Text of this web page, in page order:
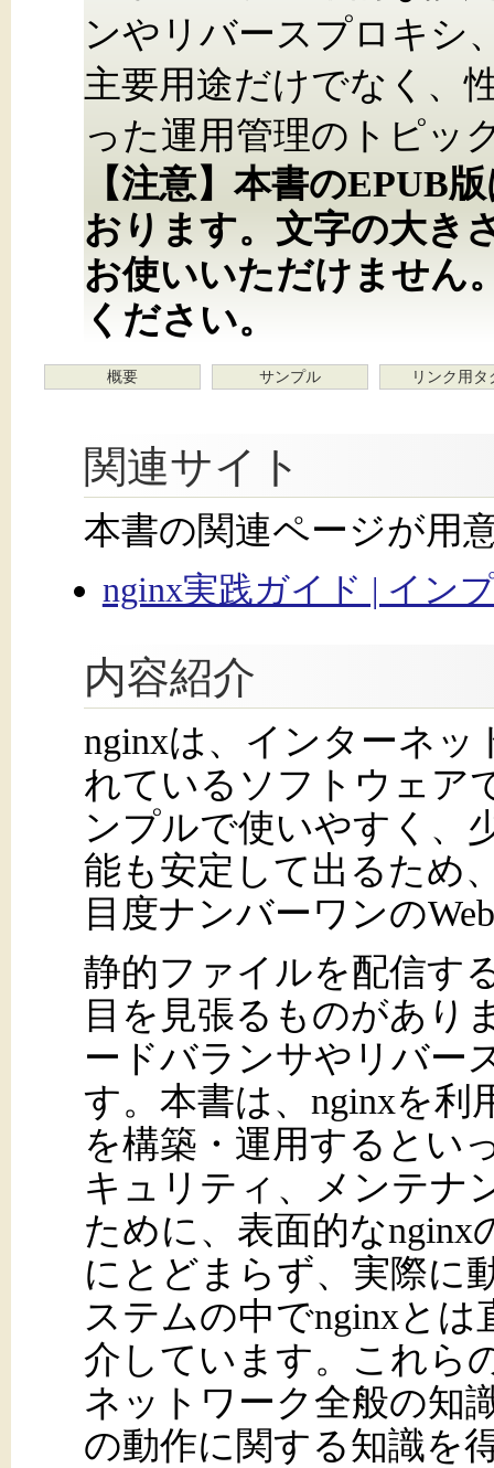
ンやリバースプロキシ
主要用途だけでなく、
った運用管理のトピッ
【注意】本書のEPUB
おります。文字の大き
お使いいただけません
ください。
概要 サンプル リンク用タ
関連サイト
本書の関連ページが用
nginx実践ガイド | イン
内容紹介
nginxは、インターネッ
れているソフトウェア
ンプルで使いやすく、
能も安定して出るため
目度ナンバーワンの
静的ファイルを配信す
目を見張るものがあり
ードバランサやリバー
す。本書は、nginxを利
を構築・運用するとい
キュリティ、メンテナ
ために、表面的な
にとどまらず、実際に
ステムの中でnginxと
介しています。これら
ネットワーク全般の知
の動作に関する知識を